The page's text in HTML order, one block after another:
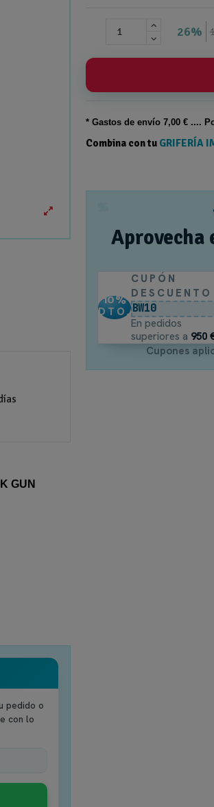
GUN
pedido o
con lo
26%
* Gastos deenvío 7,00 € ....
Combina con tu GRIFERÍA
Aprovecha
10%
DTO.
CUPÓN
DESCUENTO
BW10
En pedidos
superiores a 950
Cupones